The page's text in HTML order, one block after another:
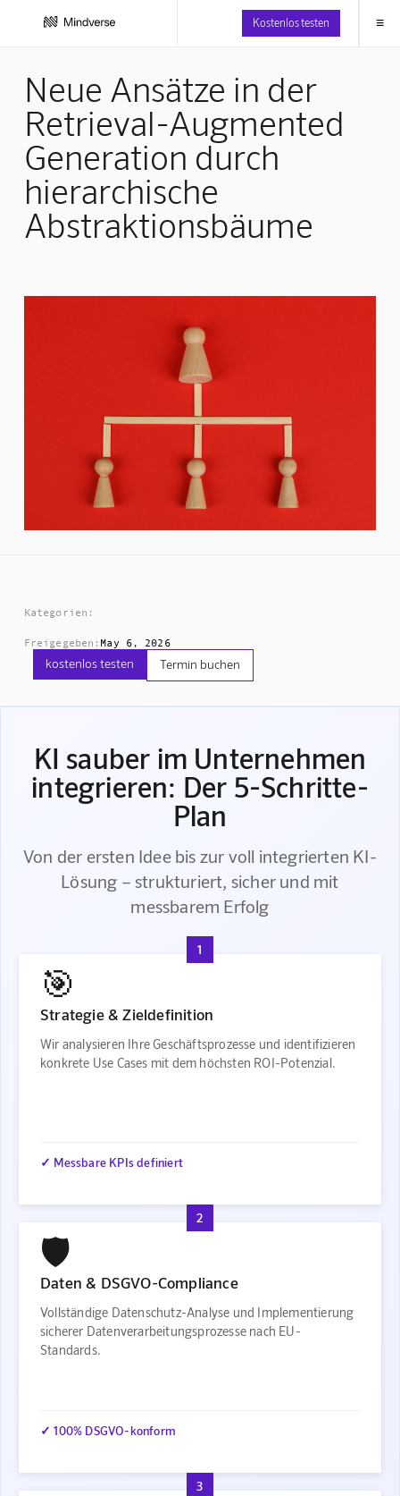
Kostenlos testen ≡
Neue Ansätze in der
Retrieval-Augmented
Generation durch
hierarchische
Abstraktionsbäume
Kategorien:
Freigegeben: May 6, 2026
kostenlos testen Termin buchen
KI sauber im Unternehmen
integrieren: Der 5-Schritte-
Plan
Von der ersten Idee bis zur voll integrierten KI-
Lösung – strukturiert, sicher und mit
messbarem Erfolg
1
🎯
Strategie & Zieldefinition
Wir analysieren Ihre Geschäftsprozesse und identifizieren
konkrete Use Cases mit dem höchsten ROI-Potenzial.
✓ Messbare KPIs definiert
2
🛡️
Daten & DSGVO-Compliance
Vollständige Datenschutz-Analyse und Implementierung
sicherer Datenverarbeitungsprozesse nach EU-
Standards.
✓ 100% DSGVO-konform
3